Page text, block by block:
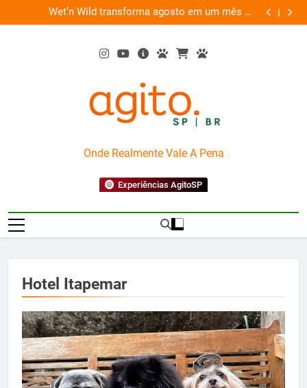
to
Wet’n Wild transforma agosto em um mês de
diversão e conexão
“Led
AgitoSP
Onde Realmente Vale A Pena
Experiências AgitoSP
Hotel Itapemar